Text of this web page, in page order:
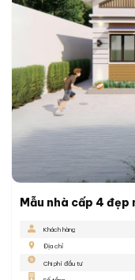
Mẫu nhà cấp 4 đẹp
Khách hàng
Địa chỉ
Chi phí đầu tư